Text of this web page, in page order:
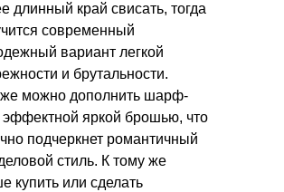
длинный край свисать, тогда
современный
вариант легкой
и брутальности.
можно дополнить шарф-
эффектной яркой брошью, что
подчеркнет романтичный
стиль. К тому же
купить или сделать